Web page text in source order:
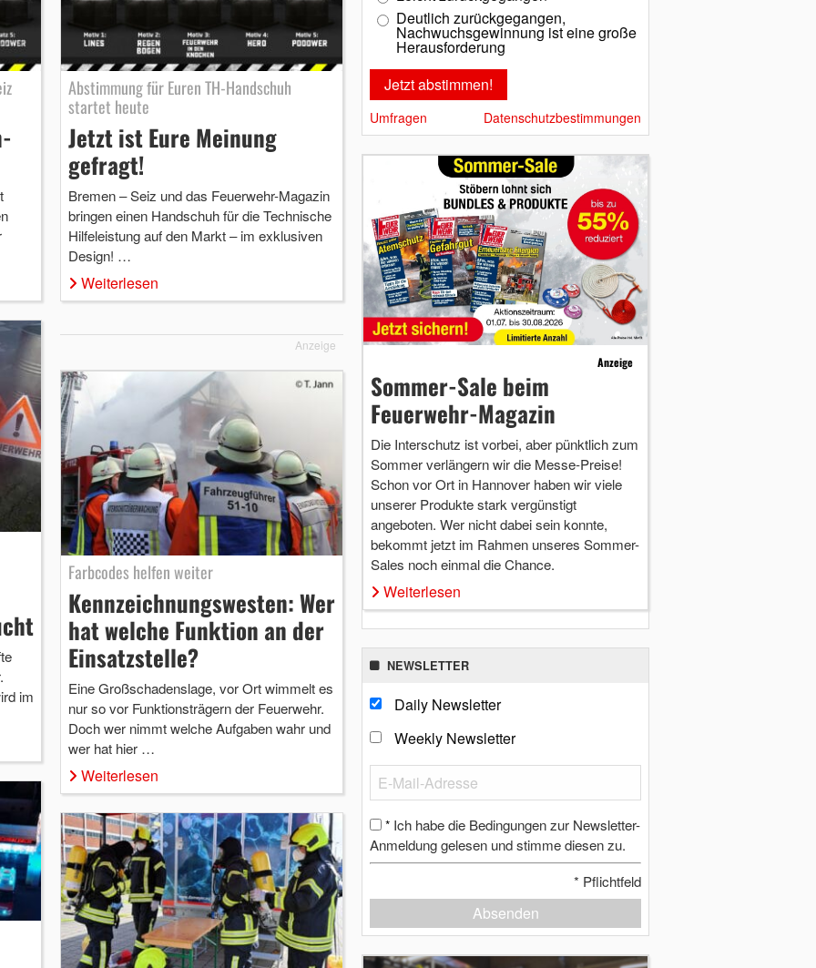
Abstimmung für Euren TH-Handschuh
startet heute
Jetzt ist Eure Meinung
gefragt!
Bremen – Seiz und das Feuerwehr-Magazin
bringen einen Handschuh für die Technische
Hilfeleistung auf den Markt – im exklusiven
Design! …
Weiterlesen
im
Anzeige
Farbcodes helfen weiter
Kennzeichnungswesten: Wer
hat welche Funktion an der
Einsatzstelle?
Eine Großschadenslage, vor Ort wimmelt es
nur so vor Funktionsträgern der Feuerwehr.
Doch wer nimmt welche Aufgaben wahr und
wer hat hier …
Weiterlesen
Deutlich zurückgegangen,
Nachwuchsgewinnung ist eine große
Herausforderung
Umfragen Datenschutzbestimmungen
Anzeige
Sommer-Sale beim
Feuerwehr-Magazin
Die Interschutz ist vorbei, aber pünktlich zum
Sommer verlängern wir die Messe-Preise!
Schon vor Ort in Hannover haben wir viele
unserer Produkte stark vergünstigt
angeboten. Wer nicht dabei sein konnte,
bekommt jetzt im Rahmen unseres Sommer-
Sales noch einmal die Chance.
Weiterlesen
NEWSLETTER
Daily Newsletter
Weekly Newsletter
* Ich habe die Bedingungen zur Newsletter-
Anmeldung gelesen und stimme diesen zu.
* Pflichtfeld
Absenden